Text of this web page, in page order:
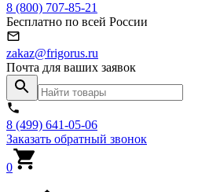
8 (800) 707-85-21
Бесплатно по всей России
zakaz@frigorus.ru
Почта для ваших заявок
8 (499) 641-05-06
Заказать обратный звонок
0